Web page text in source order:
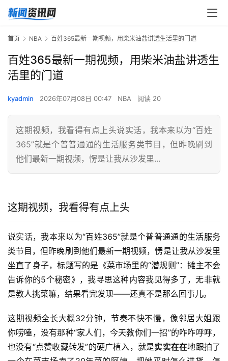
首页 NBA 百姓365最新一期视频，用柴米油盐讲透生活里的门道
百姓365最新一期视频，用柴米油盐讲透生
活里的门道
kyadmin 2026年07月08日 00:47 NBA 阅读 20
这期视频，我看得有点上头说实话，我本来以为“百姓
365”就是个普普通通的生活服务类节目，但昨晚刷到
他们最新一期视频，愣是让我从沙发里...
这期视频，我看得有点上头
说实话，我本来以为“百姓365”就是个普普通通的生活服务
类节目，但昨晚刷到他们最新一期视频，愣是让我从沙发里
坐直了身子，标题写的是《菜市场里的“潜规则”：摊主不会
告诉你的5个秘密》，我寻思这种内容我见得多了，无非就
是教人挑菜嘛，结果看完发现——还真不是那么回事儿。
这期视频全长大概32分钟，节奏不快不慢，像邻居大姐跟
你唠嗑，没有那种“家人们，今天教你们一招”的咋咋呼呼，
也没有“点赞收藏转发”的硬广植入，就是实实在在地跟拍了